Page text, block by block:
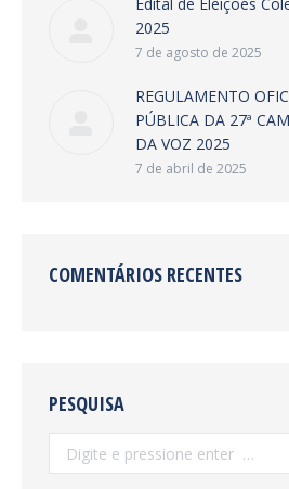
2025
7 de agosto de 2025
REGULAMENTO
PÚBLICA DA 27ª
DA VOZ 2025
7 de abril de 2025
COMENTÁRIOS RECENTES
PESQUISA
Search: